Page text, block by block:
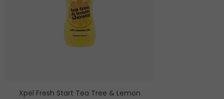
Xpel Fresh Start Tea Tree & Lemon